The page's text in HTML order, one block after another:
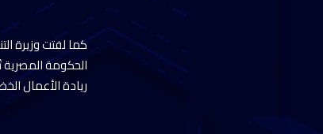
كما لفتت وزيرة
الحكومة المصرية
ريادة الأعمال